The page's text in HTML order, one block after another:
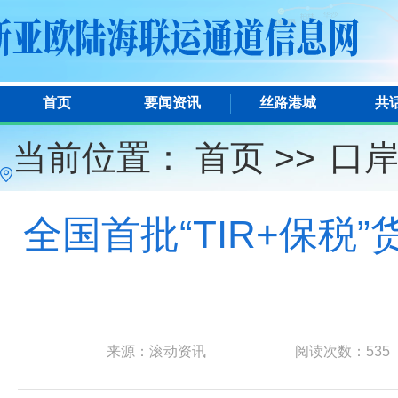
首页 要闻资讯 丝路港城 共
当前位置：首页 >> 口
全国首批“TIR+保税
来源：滚动资讯 阅读次数： 535